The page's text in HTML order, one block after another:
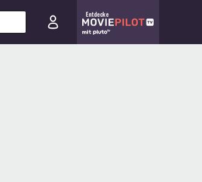
Entdecke